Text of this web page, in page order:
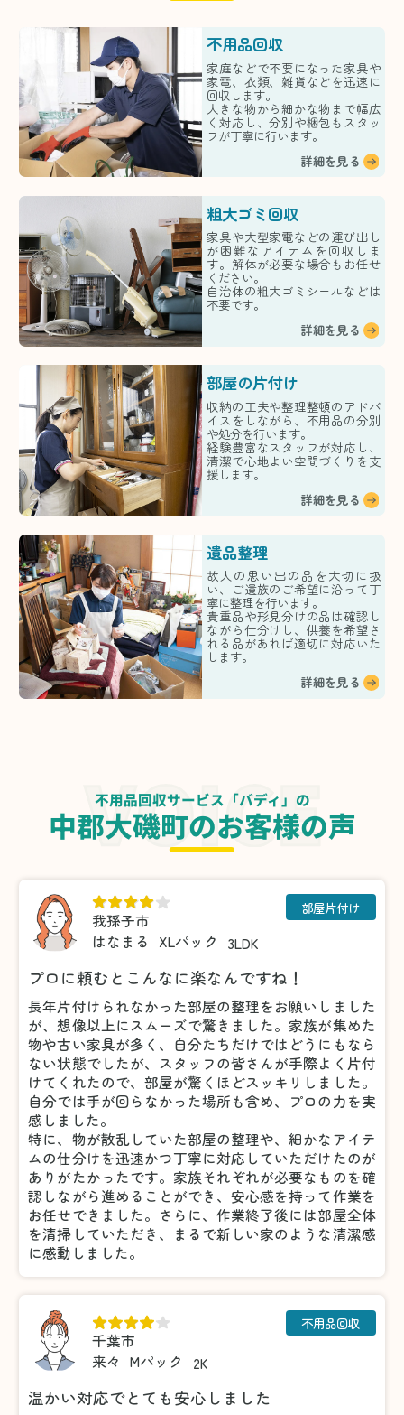
不用品回収
家庭などで不要になった家具や
家電、衣類、雑貨などを迅速に
回収します。
大きな物から細かな物まで幅広
く対応し、分別や梱包もスタッ
フが丁寧に行います。
詳細を見る
粗大ゴミ回収
家具や大型家電などの運び出し
が困難なアイテムを回収しま
す。解体が必要な場合もお任せ
ください。
自治体の粗大ゴミシールなどは
不要です。
詳細を見る
部屋の片付け
収納の工夫や整理整頓のアドバ
イスをしながら、不用品の分別
や処分を行います。
経験豊富なスタッフが対応し、
清潔で心地よい空間づくりを支
援します。
詳細を見る
遺品整理
故人の思い出の品を大切に扱
い、ご遺族のご希望に沿って丁
寧に整理を行います。
貴重品や形見分けの品は確認し
ながら仕分けし、供養を希望さ
れる品があれば適切に対応いた
します。
詳細を見る
不用品回収サービス「バディ」の
中郡大磯町のお客様の声
我孫子市
はなまる
XLパック 3LDK
部屋片付け
プロに頼むとこんなに楽なんですね！
長年片付けられなかった部屋の整理をお願いしました
が、想像以上にスムーズで驚きました。家族が集めた
物や古い家具が多く、自分たちだけではどうにもなら
ない状態でしたが、スタッフの皆さんが手際よく片付
けてくれたので、部屋が驚くほどスッキリしました。
自分では手が回らなかった場所も含め、プロの力を実
感しました。
特に、物が散乱していた部屋の整理や、細かなアイテ
ムの仕分けを迅速かつ丁寧に対応していただけたのが
ありがたかったです。家族それぞれが必要なものを確
認しながら進めることができ、安心感を持って作業を
お任せできました。さらに、作業終了後には部屋全体
を清掃していただき、まるで新しい家のような清潔感
に感動しました。
千葉市
来々 Mパック 2K
不用品回収
温かい対応でとても安心しました